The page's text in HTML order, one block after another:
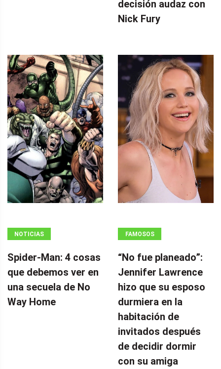
decisión audaz con
Nick Fury
NOTICIAS
Spider-Man: 4 cosas
que debemos ver en
una secuela de No
Way Home
FAMOSOS
“No fue planeado”: ​​
Jennifer Lawrence
hizo que su esposo
durmiera en la
habitación de
invitados después
de decidir dormir
con su amiga